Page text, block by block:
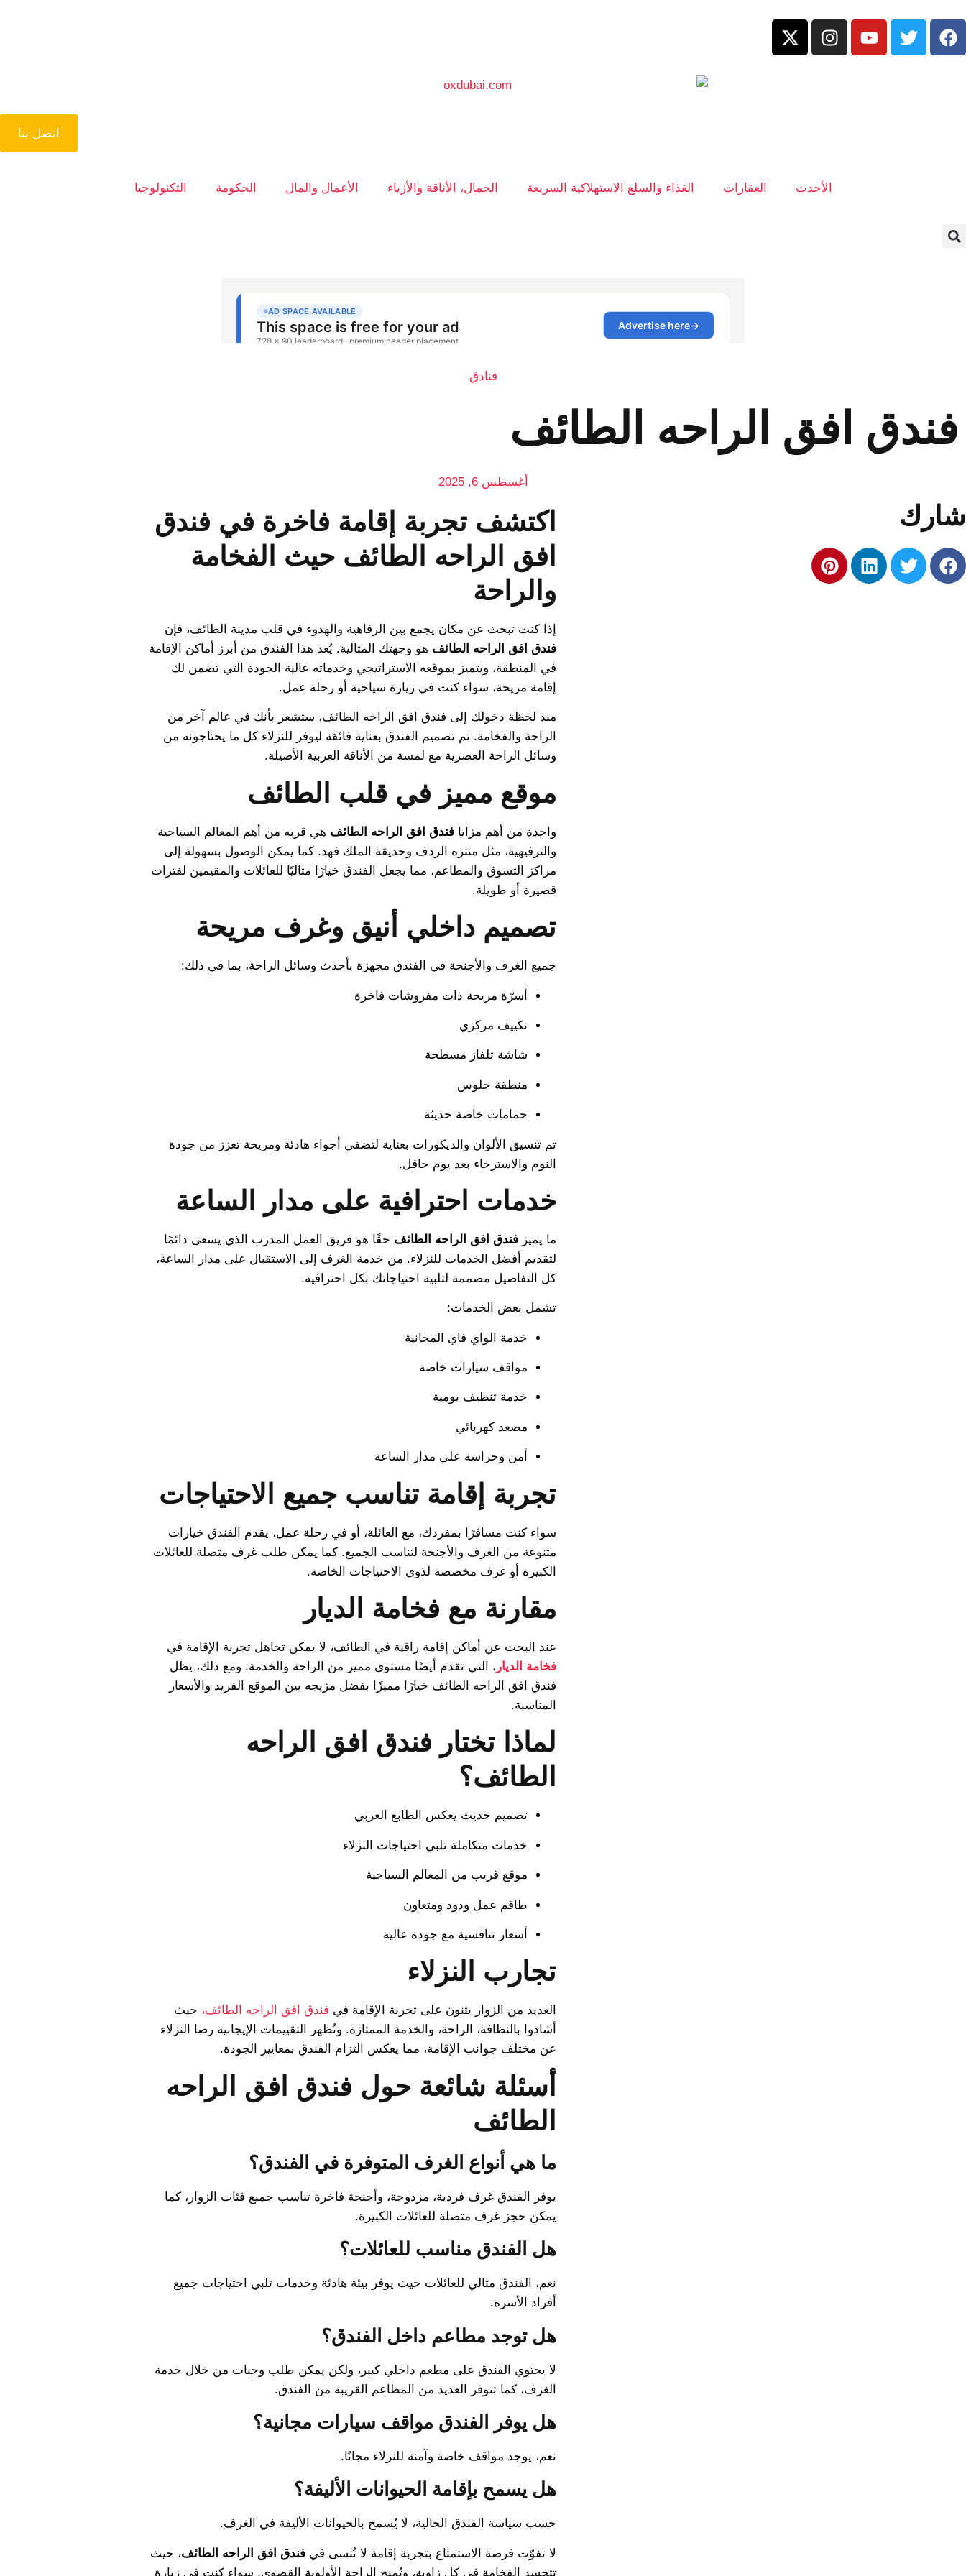
اتصل بنا
الأحدث العقارات الغذاء والسلع الاستهلاكية السريعة الجمال، الأناقة والأزياء الأعمال والمال الحكومة التكنولوجيا
فنادق
فندق افق الراحه الطائف
أغسطس 6, 2025
شارك
اكتشف تجربة إقامة فاخرة في فندق
افق الراحه الطائف حيث الفخامة
والراحة
إذا كنت تبحث عن مكان يجمع بين الرفاهية والهدوء في قلب مدينة الطائف، فإن
فندق افق الراحه الطائف هو وجهتك المثالية. يُعد هذا الفندق من أبرز أماكن الإقامة
في المنطقة، ويتميز بموقعه الاستراتيجي وخدماته عالية الجودة التي تضمن لك
إقامة مريحة، سواء كنت في زيارة سياحية أو رحلة عمل.
منذ لحظة دخولك إلى فندق افق الراحه الطائف، ستشعر بأنك في عالم آخر من
الراحة والفخامة. تم تصميم الفندق بعناية فائقة ليوفر للنزلاء كل ما يحتاجونه من
وسائل الراحة العصرية مع لمسة من الأناقة العربية الأصيلة.
موقع مميز في قلب الطائف
واحدة من أهم مزايا فندق افق الراحه الطائف هي قربه من أهم المعالم السياحية
والترفيهية، مثل منتزه الردف وحديقة الملك فهد. كما يمكن الوصول بسهولة إلى
مراكز التسوق والمطاعم، مما يجعل الفندق خيارًا مثاليًا للعائلات والمقيمين لفترات
قصيرة أو طويلة.
تصميم داخلي أنيق وغرف مريحة
جميع الغرف والأجنحة في الفندق مجهزة بأحدث وسائل الراحة، بما في ذلك:
أسرّة مريحة ذات مفروشات فاخرة
تكييف مركزي
شاشة تلفاز مسطحة
منطقة جلوس
حمامات خاصة حديثة
تم تنسيق الألوان والديكورات بعناية لتضفي أجواء هادئة ومريحة تعزز من جودة
النوم والاسترخاء بعد يوم حافل.
خدمات احترافية على مدار الساعة
ما يميز فندق افق الراحه الطائف حقًا هو فريق العمل المدرب الذي يسعى دائمًا
لتقديم أفضل الخدمات للنزلاء. من خدمة الغرف إلى الاستقبال على مدار الساعة،
كل التفاصيل مصممة لتلبية احتياجاتك بكل احترافية.
تشمل بعض الخدمات:
خدمة الواي فاي المجانية
مواقف سيارات خاصة
خدمة تنظيف يومية
مصعد كهربائي
أمن وحراسة على مدار الساعة
تجربة إقامة تناسب جميع الاحتياجات
سواء كنت مسافرًا بمفردك، مع العائلة، أو في رحلة عمل، يقدم الفندق خيارات
متنوعة من الغرف والأجنحة لتناسب الجميع. كما يمكن طلب غرف متصلة للعائلات
الكبيرة أو غرف مخصصة لذوي الاحتياجات الخاصة.
مقارنة مع فخامة الديار
عند البحث عن أماكن إقامة راقية في الطائف، لا يمكن تجاهل تجربة الإقامة في
فخامة الديار ، التي تقدم أيضًا مستوى مميز من الراحة والخدمة. ومع ذلك، يظل
فندق افق الراحه الطائف خيارًا مميزًا بفضل مزيجه بين الموقع الفريد والأسعار
المناسبة.
لماذا تختار فندق افق الراحه
الطائف؟
تصميم حديث يعكس الطابع العربي
خدمات متكاملة تلبي احتياجات النزلاء
موقع قريب من المعالم السياحية
طاقم عمل ودود ومتعاون
أسعار تنافسية مع جودة عالية
تجارب النزلاء
العديد من الزوار يثنون على تجربة الإقامة في فندق افق الراحه الطائف، حيث
أشادوا بالنظافة، الراحة، والخدمة الممتازة. وتُظهر التقييمات الإيجابية رضا النزلاء
عن مختلف جوانب الإقامة، مما يعكس التزام الفندق بمعايير الجودة.
أسئلة شائعة حول فندق افق الراحه
الطائف
ما هي أنواع الغرف المتوفرة في الفندق؟
يوفر الفندق غرف فردية، مزدوجة، وأجنحة فاخرة تناسب جميع فئات الزوار، كما
يمكن حجز غرف متصلة للعائلات الكبيرة.
هل الفندق مناسب للعائلات؟
نعم، الفندق مثالي للعائلات حيث يوفر بيئة هادئة وخدمات تلبي احتياجات جميع
أفراد الأسرة.
هل توجد مطاعم داخل الفندق؟
لا يحتوي الفندق على مطعم داخلي كبير، ولكن يمكن طلب وجبات من خلال خدمة
الغرف، كما تتوفر العديد من المطاعم القريبة من الفندق.
هل يوفر الفندق مواقف سيارات مجانية؟
نعم، يوجد مواقف خاصة وآمنة للنزلاء مجانًا.
هل يسمح بإقامة الحيوانات الأليفة؟
حسب سياسة الفندق الحالية، لا يُسمح بالحيوانات الأليفة في الغرف.
لا تفوّت فرصة الاستمتاع بتجربة إقامة لا تُنسى في فندق افق الراحه الطائف، حيث
تتجسد الفخامة في كل زاوية، وتُمنح الراحة الأولوية القصوى. سواء كنت في زيارة